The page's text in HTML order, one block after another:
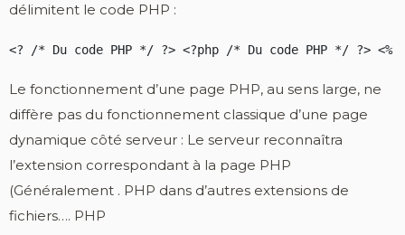
délimitent le code PHP :
<? /* Du code PHP */ ?> <?php /* Du code PHP */ ?>
Le fonctionnement d’une page PHP, au sens large, ne
diffère pas du fonctionnement classique d’une page
dynamique côté serveur : Le serveur reconnaîtra
l’extension correspondant à la page PHP
(Généralement . PHP dans d’autres extensions de
fichiers…. PHP